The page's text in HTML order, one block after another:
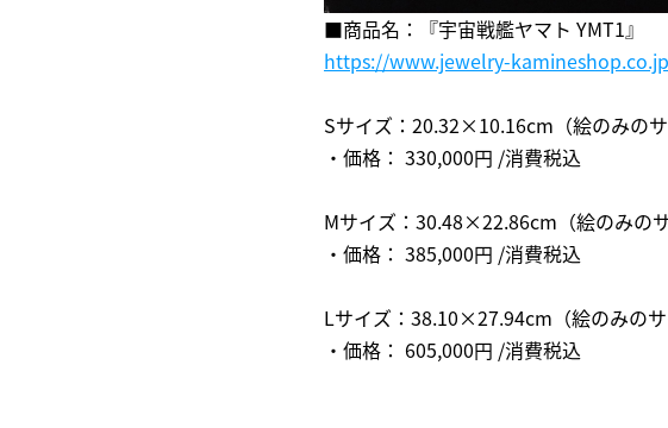
■商品名：『宇宙戦艦ヤマト YMT1』
https://www.jewelry-
Sサイズ：20.32×10.16cm（絵のみのサ
・価格： 330,000円 /消費税込
Mサイズ：30.48×22.86cm（絵のみのサ
・価格： 385,000円 /消費税込
Lサイズ：38.10×27.94cm（絵のみのサ
・価格： 605,000円 /消費税込